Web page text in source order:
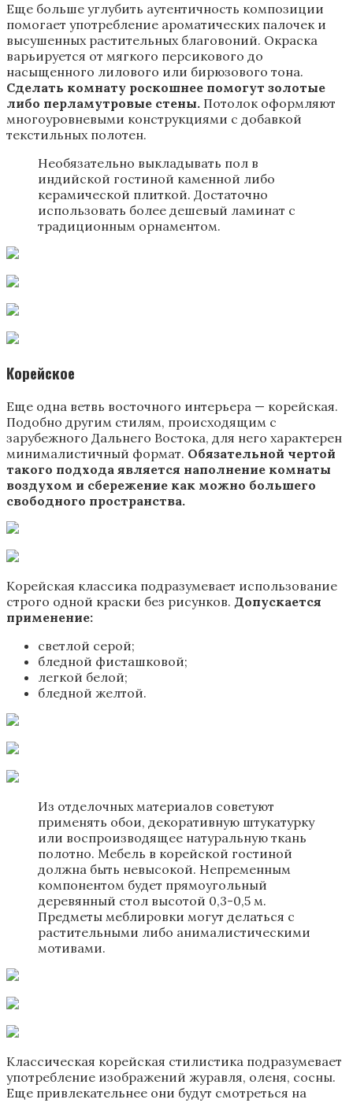
Еще больше углубить аутентичность композиции
помогает употребление ароматических палочек и
высушенных растительных благовоний. Окраска
варьируется от мягкого персикового до
насыщенного лилового или бирюзового тона.
Сделать комнату роскошнее помогут золотые
либо перламутровые стены. Потолок оформляют
многоуровневыми конструкциями с добавкой
текстильных полотен.
Необязательно выкладывать пол в
индийской гостиной каменной либо
керамической плиткой. Достаточно
использовать более дешевый ламинат с
традиционным орнаментом.
Корейское
Еще одна ветвь восточного интерьера — корейская.
Подобно другим стилям, происходящим с
зарубежного Дальнего Востока, для него характерен
минималистичный формат. Обязательной чертой
такого подхода является наполнение комнаты
воздухом и сбережение как можно большего
свободного пространства.
Корейская классика подразумевает использование
строго одной краски без рисунков. Допускается
применение:
светлой серой;
бледной фисташковой;
легкой белой;
бледной желтой.
Из отделочных материалов советуют
применять обои, декоративную штукатурку
или воспроизводящее натуральную ткань
полотно. Мебель в корейской гостиной
должна быть невысокой. Непременным
компонентом будет прямоугольный
деревянный стол высотой 0,3-0,5 м.
Предметы меблировки могут делаться с
растительными либо анималистическими
мотивами.
Классическая корейская стилистика подразумевает
употребление изображений журавля, оленя, сосны.
Еще привлекательнее они будут смотреться на